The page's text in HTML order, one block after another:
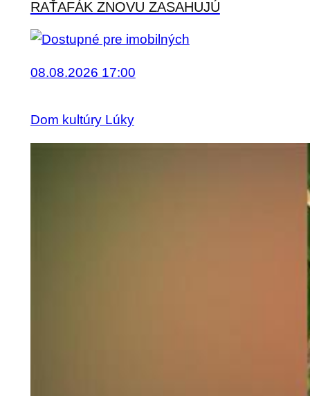
RAŤAFÁK ZNOVU ZASAHUJÚ
08.08.2026 17:00
Dom kultúry Lúky